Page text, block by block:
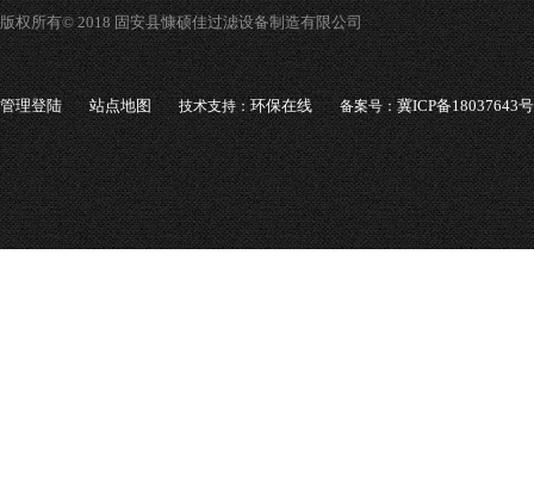
版权所有© 2018 固安县慷硕佳过滤设备制造有限公司
管理登陆 站点地图 技术支持：环保在线 备案号：冀ICP备18037643